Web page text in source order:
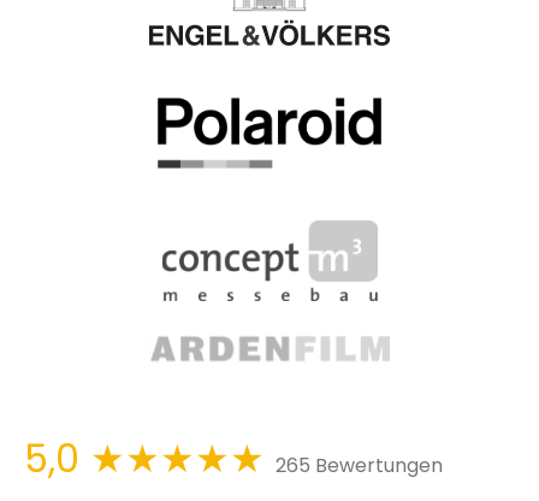
5,0 ★★★★★ 265 Bewertungen